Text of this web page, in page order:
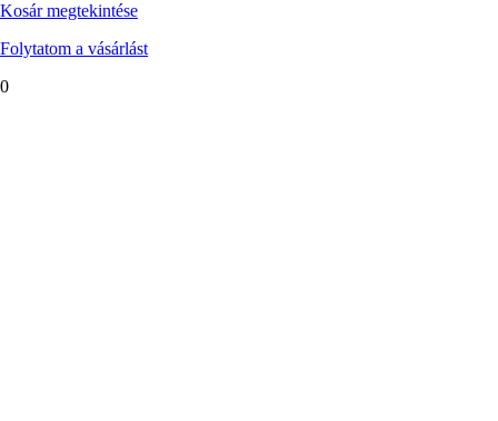
Kosár megtekintése
Folytatom a vásárlást
0